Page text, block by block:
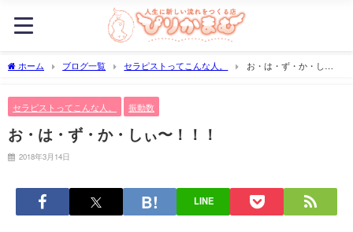
ホーム ブログ一覧 セラピストってこんな人。
お・は・ず・か・し
セラピストってこんな人。 振動数
お・は・ず・か・しぃ〜！！！
2018年3月14日
LINE